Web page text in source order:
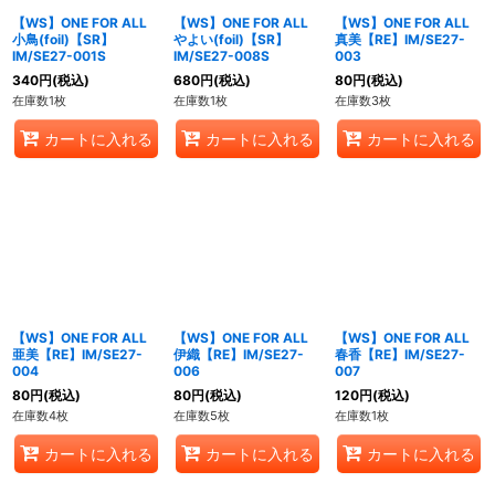
【WS】ONE FOR ALL
小鳥(foil)【SR】
IM/SE27-001S
340円(税込)
在庫数1枚
カートに入れる
【WS】ONE FOR ALL
やよい(foil)【SR】
IM/SE27-008S
680円(税込)
在庫数1枚
カートに入れる
【WS】ONE FOR ALL
真美【RE】IM/SE27-
003
80円(税込)
在庫数3枚
カートに入れる
【WS】ONE FOR ALL
亜美【RE】IM/SE27-
004
80円(税込)
在庫数4枚
カートに入れる
【WS】ONE FOR ALL
伊織【RE】IM/SE27-
006
80円(税込)
在庫数5枚
カートに入れる
【WS】ONE FOR ALL
春香【RE】IM/SE27-
007
120円(税込)
在庫数1枚
カートに入れる